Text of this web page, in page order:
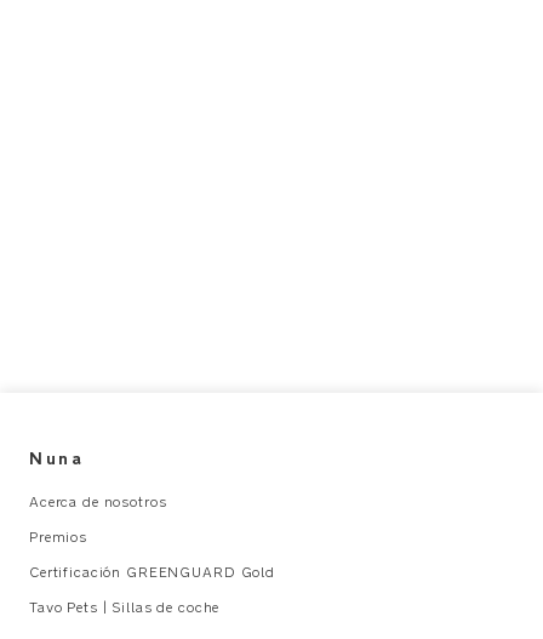
Nuna
Acerca de nosotros
Premios
Certificación GREENGUARD Gold
Tavo Pets | Sillas de coche